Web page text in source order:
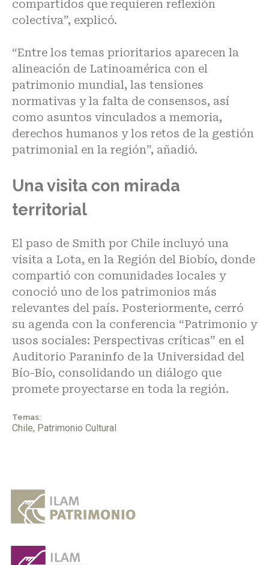
compartidos que requieren reflexión
colectiva”, explicó.
“Entre los temas prioritarios aparecen la
alineación de Latinoamérica con el
patrimonio mundial, las tensiones
normativas y la falta de consensos, así
como asuntos vinculados a memoria,
derechos humanos y los retos de la gestión
patrimonial en la región”, añadió.
Una visita con mirada
territorial
El paso de Smith por Chile incluyó una
visita a Lota, en la Región del Biobío, donde
compartió con comunidades locales y
conoció uno de los patrimonios más
relevantes del país. Posteriormente, cerró
su agenda con la conferencia “Patrimonio y
usos sociales: Perspectivas críticas” en el
Auditorio Paraninfo de la Universidad del
Bío-Bío, consolidando un diálogo que
promete proyectarse en toda la región.
Temas:
Chile, Patrimonio Cultural